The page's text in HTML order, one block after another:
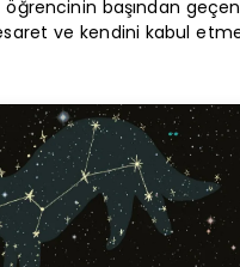
başından
ve kendini kabul